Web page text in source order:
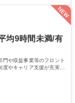
んでいただけます。
ースの定型業務に加
ト、改善の動きも期
に貢献し、結果的に
19:30の退勤以降の業
となります。 学
均9時間未満/有
門や収益事業等のフロント
やキャリア支援が充実し